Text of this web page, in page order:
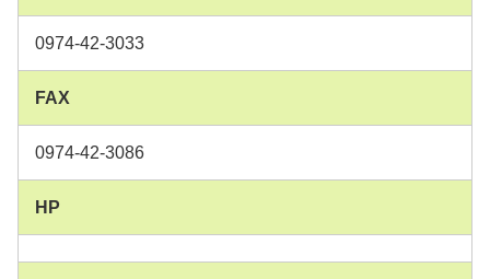
0974-42-3033
FAX
0974-42-3086
HP